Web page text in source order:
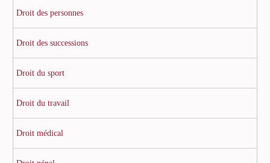
Droit des personnes
Droit des successions
Droit du sport
Droit du travail
Droit médical